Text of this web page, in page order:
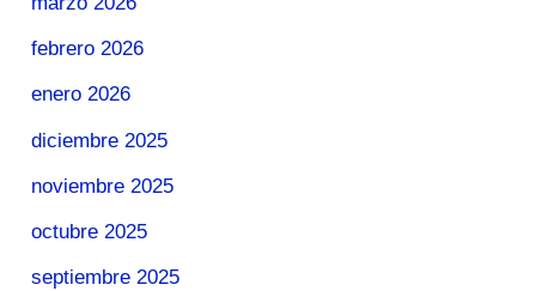
febrero 2026
enero 2026
diciembre 2025
noviembre 2025
octubre 2025
septiembre 2025